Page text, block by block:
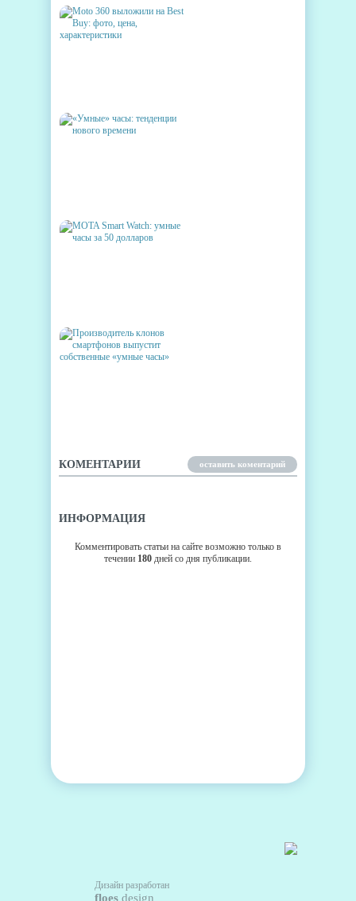
КОМЕНТАРИИ оставить коментарий
ИНФОРМАЦИЯ
Комментировать статьи на сайте возможно только в
течении 180 дней со дня публикации.
Дизайн разработан
floes design